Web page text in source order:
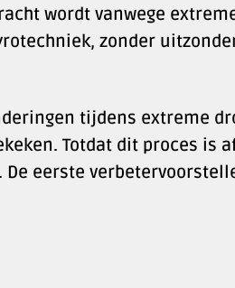
wordt vanwege
zonder
tijdens extreme
Totdat dit proces is
eerste